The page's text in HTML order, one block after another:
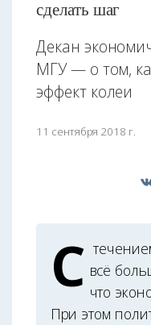
сделать шаг
Декан
МГУ — о том,
эффект колеи
11 сентября 2018 г.
С всё
что
При этом